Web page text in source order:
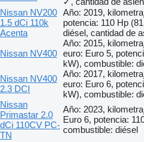
Nissan NV200
1.5 dCi 110k
Acenta
Año: 2019,
potencia: 110 Hp
diésel, cantidad de
Nissan NV400
Año: 2015,
euro: Euro 5,
kW), combustible:
Nissan NV400
2.3 DCI
Año: 2017,
euro: Euro 6,
kW), combustible:
Nissan
Primastar 2.0
dCi 110CV PC-
TN
Año: 2023,
Euro 6, potencia:
combustible: diésel